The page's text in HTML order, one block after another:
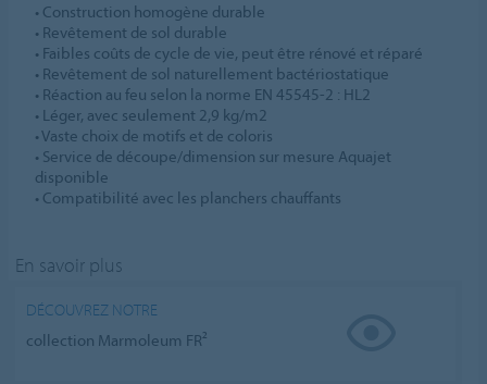
• Construction homogène durable
• Revêtement de sol durable
• Faibles coûts de cycle de vie, peut être rénové et réparé
• Revêtement de sol naturellement bactériostatique
• Réaction au feu selon la norme EN 45545-2 : HL2
• Léger, avec seulement 2,9 kg/m2
• Vaste choix de motifs et de coloris
• Service de découpe/dimension sur mesure Aquajet
disponible
• Compatibilité avec les planchers chauffants
En savoir plus
DÉCOUVREZ NOTRE
collection Marmoleum FR²